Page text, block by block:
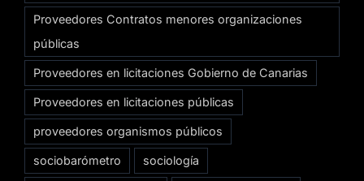
Proveedores Contratos menores organizaciones
públicas
Proveedores en licitaciones Gobierno de Canarias
Proveedores en licitaciones públicas
proveedores organismos públicos
sociobarómetro sociología